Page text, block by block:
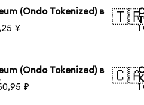
(Ondo Tokenized) в
¥
(Ondo Tokenized) в
₽